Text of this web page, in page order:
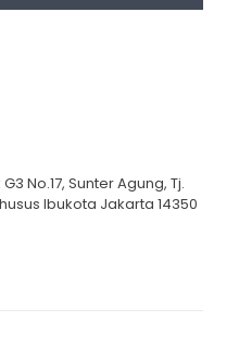
No.17, Sunter Agung, Tj.
Ibukota Jakarta 14350